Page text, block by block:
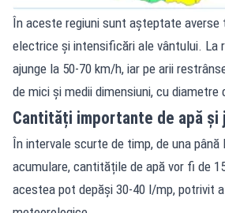
În aceste regiuni sunt așteptate averse
electrice și intensificări ale vântului. La
ajunge la 50-70 km/h, iar pe arii
de mici și medii dimensiuni, cu diametre
Cantități importante de apă și
În intervale scurte de timp, de una până
acumulare, cantitățile de apă vor fi de
acestea pot depăși 30-40 l/mp, potrivit